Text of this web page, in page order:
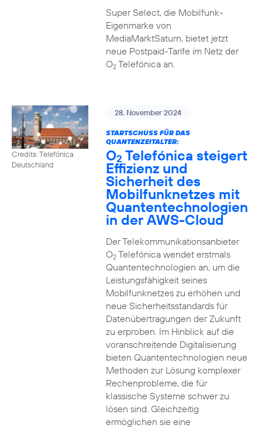
Super Select, die Mobilfunk-
Eigenmarke von
MediaMarktSaturn, bietet jetzt
neue Postpaid-Tarife im Netz der
O2Telefónica an.
Credits: Telefónica
Deutschland
28. November 2024
STARTSCHUSS FÜR DAS
QUANTENZEITALTER:
O2 Telefónica steigert
Effizienz und
Sicherheit des
Mobilfunknetzes mit
Quantentechnologien
in der AWS-Cloud
Der Telekommunikationsanbieter
O2Telefónica wendet erstmals
Quantentechnologien an, um die
Leistungsfähigkeit seines
Mobilfunknetzes zu erhöhen und
neue Sicherheitsstandards für
Datenübertragungen der Zukunft
zu erproben. Im Hinblick auf die
voranschreitende Digitalisierung
bieten Quantentechnologien neue
Methoden zur Lösung komplexer
Rechenprobleme, die für
klassische Systeme schwer zu
lösen sind. Gleichzeitig
ermöglichen sie eine